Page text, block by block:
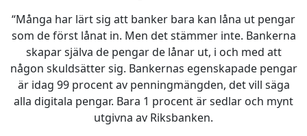
“Många har lärt sig att banker bara kan låna ut pengar
som de först lånat in. Men det stämmer inte. Bankerna
skapar själva de pengar de lånar ut, i och med att
någon skuld­sätter sig. Bankernas egenskapade pengar
är idag 99 procent av penningmängden, det vill säga
alla digitala pengar. Bara 1 procent är sedlar och mynt
utgivna av Riksbanken.